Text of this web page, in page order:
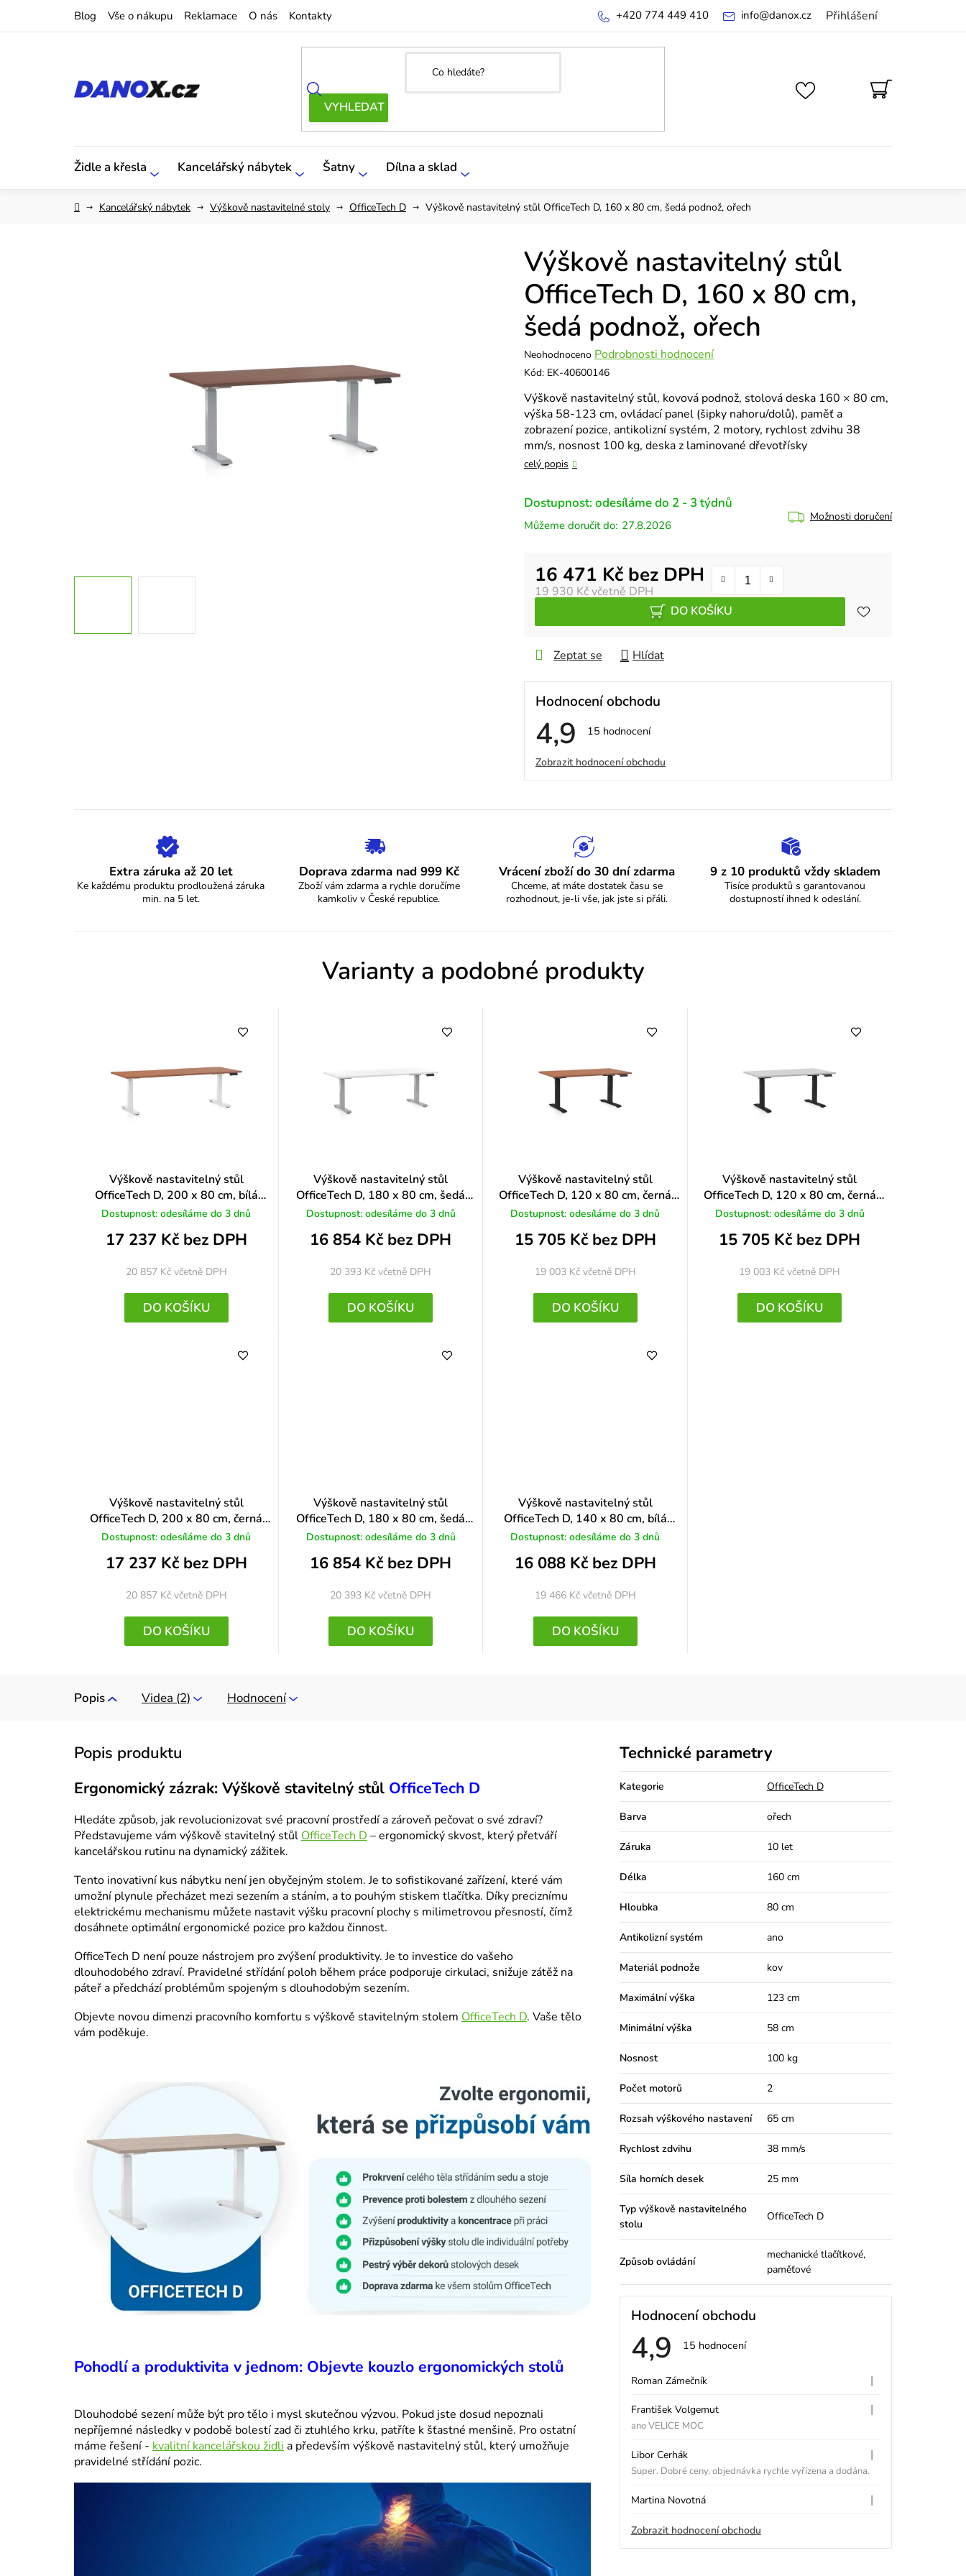
Blog Vše o nákupu Reklamace O nás Kontakty Přihlášení
info@danox.cz
+420 774 449 410
NÁKUPNÍ
KOŠÍK
Židle a křesla Kancelářský nábytek Šatny Dílna a sklad
DomůKancelářský nábytek Výškově nastavitelné stoly OfficeTech D Výškově nastavitelný stůl OfficeTech D, 160 x 80 cm, šedá podnož, ořech
Výškově nastavitelný stůl
OfficeTech D, 160 x 80 cm,
šedá podnož, ořech
Průměrné
hodnocení
je
0,0
z
5
hvězdiček.
Neohodnoceno Podrobnosti hodnocení
Kód: EK-40600146
Výškově nastavitelný stůl, kovová podnož, stolová deska 160 × 80 cm,
výška 58-123 cm, ovládací panel (šipky nahoru/dolů), paměť a
zobrazení pozice, antikolizní systém, 2 motory, rychlost zdvihu 38
mm/s, nosnost 100 kg, deska z laminované dřevotřísky
celý popis
Dostupnost: odesíláme do 2 - 3 týdnů
27.8.2026
Možnosti doručení
19 930 Kčvčetně DPH
16 471 Kč bez DPH
Měrná cena:
DO KOŠÍKU
Zeptat se Hlídat
Hodnocení obchodu
4,9 Průměrné
obchodu
je
4,9
hvězdiček.
15 hodnocení
V
ý
p
s
h
o
d
n
e
n
Zobrazit hodnocení obchodu
Extra záruka až 20 let
Ke každému produktu prodloužená záruka
min. na 5 let.
Doprava zdarma nad 999 Kč
Zboží vám zdarma a rychle doručíme
kamkoliv v České republice.
Vrácení zboží do 30 dní zdarma
Chceme, ať máte dostatek času se
rozhodnout, je-li vše, jak jste si přáli.
9 z 10 produktů vždy skladem
Tisíce produktů s garantovanou
dostupností ihned k odeslání.
Varianty a podobné produkty
Výškově nastavitelný stůl
OfficeTech D, 200 x 80 cm, bílá
podnož, třešeň
Dostupnost: odesíláme do 3 dnů
17 237 Kč bez DPH
20 857 Kč včetně DPH
DO KOŠÍKU
Výškově nastavitelný stůl
OfficeTech D, 180 x 80 cm, šedá
podnož, bílá
Dostupnost: odesíláme do 3 dnů
16 854 Kč bez DPH
20 393 Kčvčetně DPH
DO KOŠÍKU
Výškově nastavitelný stůl
OfficeTech D, 120 x 80 cm, černá
podnož, třešeň
Dostupnost: odesíláme do 3 dnů
15 705 Kč bez DPH
19 003 Kč včetně DPH
DO KOŠÍKU
Výškově nastavitelný stůl
OfficeTech D, 120 x 80 cm, černá
podnož, světle šedá
Dostupnost: odesíláme do 3 dnů
15 705 Kč bez DPH
19 003 Kčvčetně DPH
DO KOŠÍKU
Výškově nastavitelný stůl
OfficeTech D, 200 x 80 cm, černá
podnož, světle šedá
Dostupnost: odesíláme do 3 dnů
17 237 Kč bez DPH
20 857 Kč včetně DPH
DO KOŠÍKU
Výškově nastavitelný stůl
OfficeTech D, 180 x 80 cm, šedá
podnož, dub
Dostupnost: odesíláme do 3 dnů
16 854 Kč bez DPH
20 393 Kčvčetně DPH
DO KOŠÍKU
Výškově nastavitelný stůl
OfficeTech D, 140 x 80 cm, bílá
podnož, dub
Dostupnost: odesíláme do 3 dnů
16 088 Kč bez DPH
19 466 Kč včetně DPH
DO KOŠÍKU
Popis Videa (2) Hodnocení
Ergonomický zázrak: Výškově stavitelný stůl OfficeTech D
Hledáte způsob, jak revolucionizovat své pracovní prostředí a zároveň pečovat o své zdraví?
Představujeme vám výškově stavitelný stůl OfficeTech D – ergonomický skvost, který přetváří
kancelářskou rutinu na dynamický zážitek.
Tento inovativní kus nábytku není jen obyčejným stolem. Je to sofistikované zařízení, které vám
umožní plynule přecházet mezi sezením a stáním, a to pouhým stiskem tlačítka. Díky preciznímu
elektrickému mechanismu můžete nastavit výšku pracovní plochy s milimetrovou přesností, čímž
dosáhnete optimální ergonomické pozice pro každou činnost.
OfficeTech D není pouze nástrojem pro zvýšení produktivity. Je to investice do vašeho
dlouhodobého zdraví. Pravidelné střídání poloh během práce podporuje cirkulaci, snižuje zátěž na
páteř a předchází problémům spojeným s dlouhodobým sezením.
Objevte novou dimenzi pracovního komfortu s výškově stavitelným stolem OfficeTech D. Vaše tělo
vám poděkuje.
Pohodlí a produktivita v jednom: Objevte kouzlo ergonomických stolů
Dlouhodobé sezení může být pro tělo i mysl skutečnou výzvou. Pokud jste dosud nepoznali
nepříjemné následky v podobě bolestí zad či ztuhlého krku, patříte k šťastné menšině. Pro ostatní
máme řešení - kvalitní kancelářskou židli a především výškově nastavitelný stůl, který umožňuje
pravidelné střídání pozic.
Technické parametry
Kategorie OfficeTech D
Barva ořech
Záruka 10 let
Délka 160 cm
Hloubka 80 cm
Antikolizní systém ano
Materiál podnože kov
Maximální výška 123 cm
Minimální výška 58 cm
Nosnost 100 kg
Počet motorů 2
Rozsah výškového nastavení 65 cm
Rychlost zdvihu 38 mm/s
Síla horních desek 25 mm
Typ výškově nastavitelného
stolu
OfficeTech D
Způsob ovládání
mechanické tlačítkové,
paměťové
Hodnocení obchodu
4,9 Průměrné
je
z
5
hvězdiček.
15 hodnocení
V
ý
p
i
s
h
o
Roman Zámečník Hodnocení obchodu je 5 z 5
|
František Volgemut Hodnocení obchodu je 5 z 5
|
ano VELICE MOC
Libor Cerhák Hodnocení obchodu je 5 z 5
|
Super. Dobré ceny, objednávka rychle vyřízena a dodána.
Martina Novotná Hodnocení obchodu je 5 z 5
|
Zobrazit hodnocení obchodu